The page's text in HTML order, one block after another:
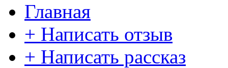
Главная
+ Написать отзыв
+ Написать рассказ